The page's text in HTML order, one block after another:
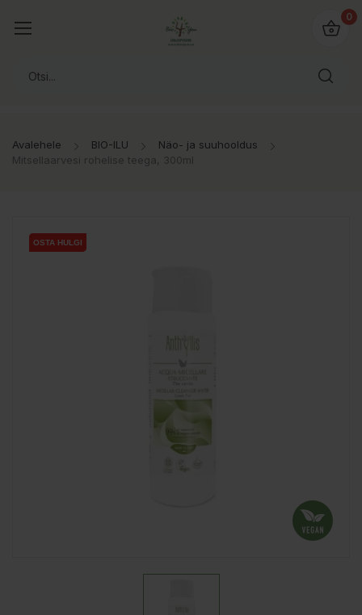
0
Avalehele BIO-ILU
Näo- ja suuhooldus
Mitsellaarvesi rohelise teega, 300ml
OSTA HULGI
OSTA HULGI